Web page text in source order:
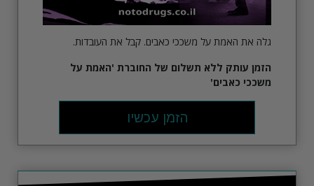
גלה את האמת על משככי כאבים. קבל את העובדות.
הזמן עותק ללא תשלום של החוברת 'האמת על
משככי כאבים'
הזמן עכשיו